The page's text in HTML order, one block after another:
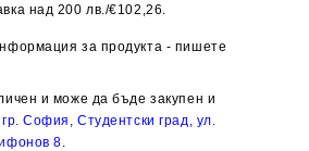
над 200 лв./€102,26.
за продукта - пишете
и може да бъде закупен и
София, Студентски град, ул.
8